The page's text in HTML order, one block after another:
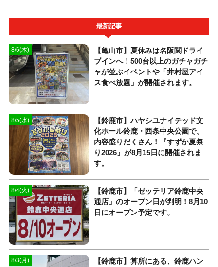
最新記事
8/6(木)
【亀山市】夏休みは名阪関ドライ
ブインへ！500台以上のガチャガチ
ャが並ぶイベントや「井村屋アイ
ス食べ放題」が開催されます。
8/5(水)
【鈴鹿市】ハヤシユナイテッド文
化ホール鈴鹿・西条中央公園で、
内容盛りだくさん！『すずか夏祭
り2026』が8月15日に開催されま
す。
8/4(火)
【鈴鹿市】「ゼッテリア鈴鹿中央
通店」のオープン日が判明！8月10
日にオープン予定です。
8/3(月)
【鈴鹿市】算所にある、鈴鹿ハン